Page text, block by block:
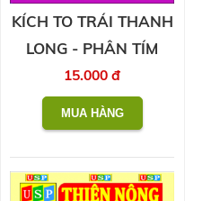
KÍCH TO TRÁI THANH
LONG - PHÂN TÍM
15.000 đ